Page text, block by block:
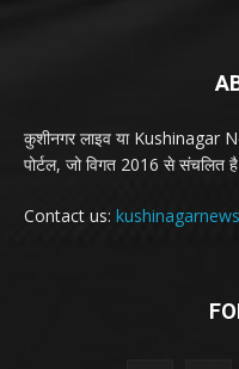
कुशीनगर लाइव या Kushinagar
पोर्टल, जो विगत 2016 से संचलित
Contact us: